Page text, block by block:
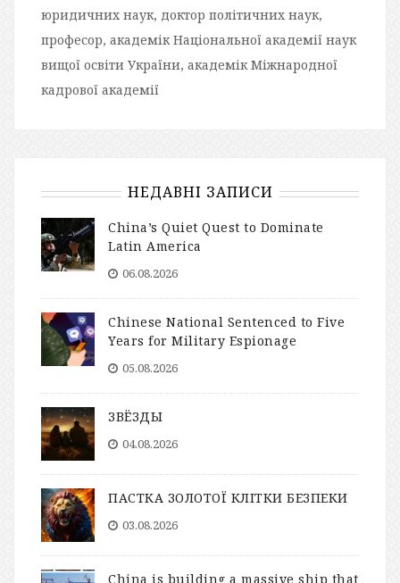
юридичних наук, доктор політичних наук,
професор, академік Національної академії наук
вищої освіти України, академік Міжнародної
кадрової академії
НЕДАВНІ ЗАПИСИ
China’s Quiet Quest to Dominate
Latin America
06.08.2026
Chinese National Sentenced to Five
Years for Military Espionage
05.08.2026
ЗВЁЗДЫ
04.08.2026
ПАСТКА ЗОЛОТОЇ КЛІТКИ БЕЗПЕКИ
03.08.2026
China is building a massive ship that